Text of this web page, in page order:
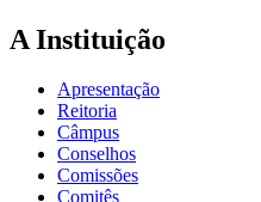
A Instituição
Apresentação
Reitoria
Câmpus
Conselhos
Comissões
Comitês